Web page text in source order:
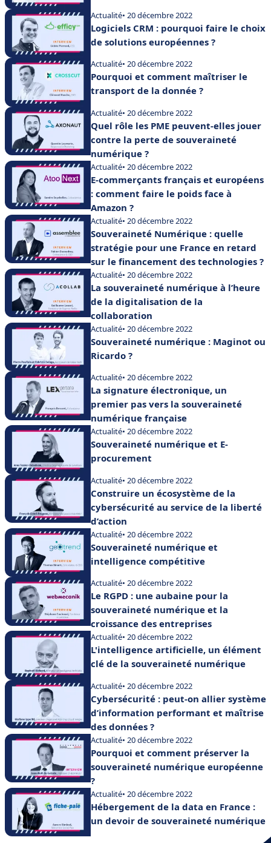
Actualité• 20 décembre 2022
Logiciels CRM : pourquoi faire le choix
de solutions européennes ?
Actualité• 20 décembre 2022
Pourquoi et comment maîtriser le
transport de la donnée ?
Actualité• 20 décembre 2022
Quel rôle les PME peuvent-elles jouer
contre la perte de souveraineté
numérique ?
Actualité• 20 décembre 2022
E-commerçants français et européens
: comment faire le poids face à
Amazon ?
Actualité• 20 décembre 2022
Souveraineté Numérique : quelle
stratégie pour une France en retard
sur le financement des technologies ?
Actualité• 20 décembre 2022
La souveraineté numérique à l’heure
de la digitalisation de la
collaboration
Actualité• 20 décembre 2022
Souveraineté numérique : Maginot ou
Ricardo ?
Actualité• 20 décembre 2022
La signature électronique, un
premier pas vers la souveraineté
numérique française
Actualité• 20 décembre 2022
Souveraineté numérique et E-
procurement
Actualité• 20 décembre 2022
Construire un écosystème de la
cybersécurité au service de la liberté
d’action
Actualité• 20 décembre 2022
Souveraineté numérique et
intelligence compétitive
Actualité• 20 décembre 2022
Le RGPD : une aubaine pour la
souveraineté numérique et la
croissance des entreprises
Actualité• 20 décembre 2022
L'intelligence artificielle, un élément
clé de la souveraineté numérique
Actualité• 20 décembre 2022
Cybersécurité : peut-on allier système
d’information performant et maîtrise
des données ?
Actualité• 20 décembre 2022
Pourquoi et comment préserver la
souveraineté numérique européenne
?
Actualité• 20 décembre 2022
Hébergement de la data en France :
un devoir de souveraineté numérique